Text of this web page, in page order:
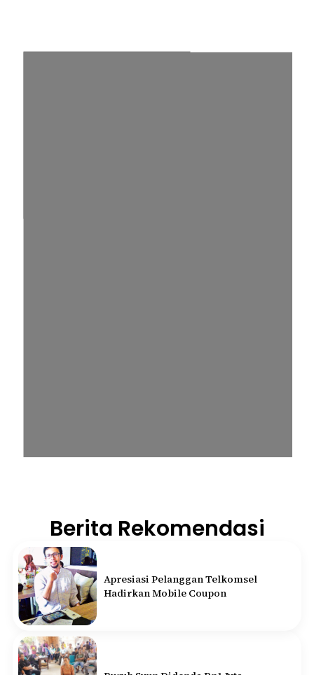
Berita Rekomendasi
Apresiasi Pelanggan Telkomsel
Hadirkan Mobile Coupon